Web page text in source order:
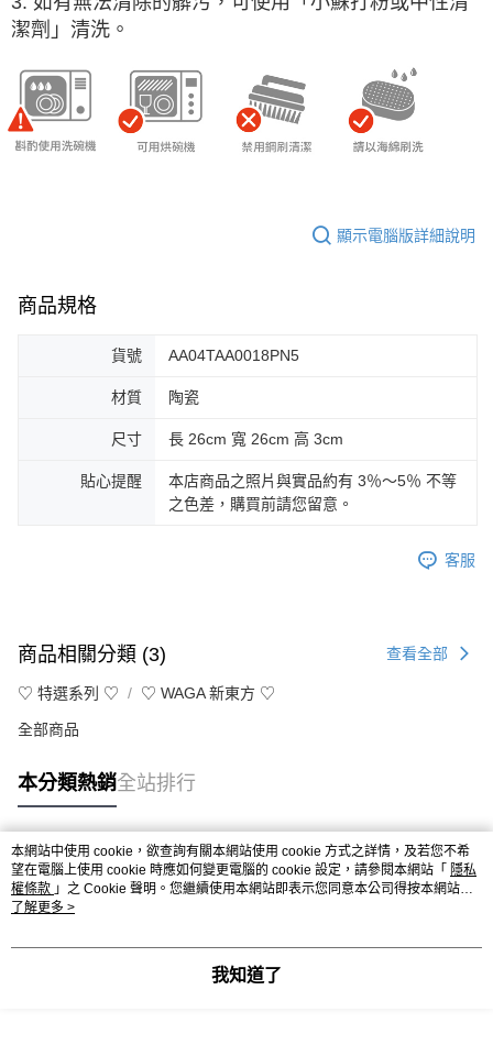
潔劑」清洗。
顯示電腦版詳細說明
商品規格
貨號 AA04TAA0018PN5
材質 陶瓷
尺寸 長 26cm 寬 26cm 高 3cm
貼心提醒
本店商品之照片與實品約有 3％～5％ 不等
之色差，購買前請您留意。
客服
商品相關分類 (3) 查看全部
♡ 特選系列 ♡ ♡ WAGA 新東方 ♡
全部商品
本分類熱銷全站排行
熱門標籤
本網站中使用 cookie，欲查詢有關本網站使用 cookie 方式之詳情，及若您不希
望在電腦上使用 cookie 時應如何變更電腦的 cookie 設定，請參閱本網站「 隱私
權條款 」之 Cookie 聲明。您繼續使用本網站即表示您同意本公司得按本網站使
用條款之 Cookie 聲明使用 cookie。
了解更多 >
我知道了